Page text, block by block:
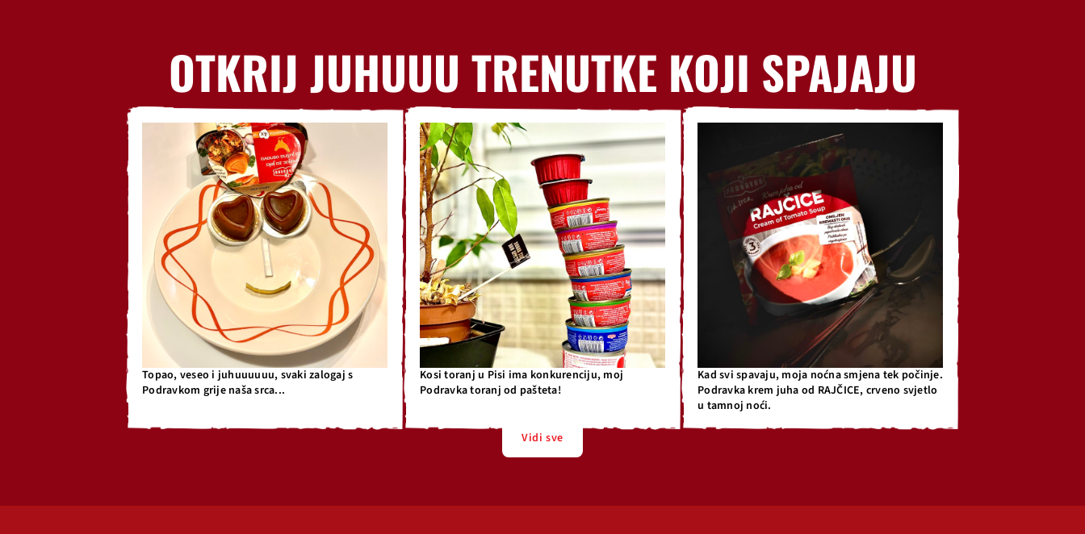
OTKRIJ JUHUUU TRENUTKE KOJI SPAJAJU
Topao, veseo i juhuuuuuu, svaki zalogaj s
Podravkom grije naša srca...
Kosi toranj u Pisi ima konkurenciju, moj
Podravka toranj od pašteta!
Kad svi spavaju, moja noćna smjena tek počinje.
Podravka krem juha od RAJČICE, crveno svjetlo
u tamnoj noći.
Vidi sve